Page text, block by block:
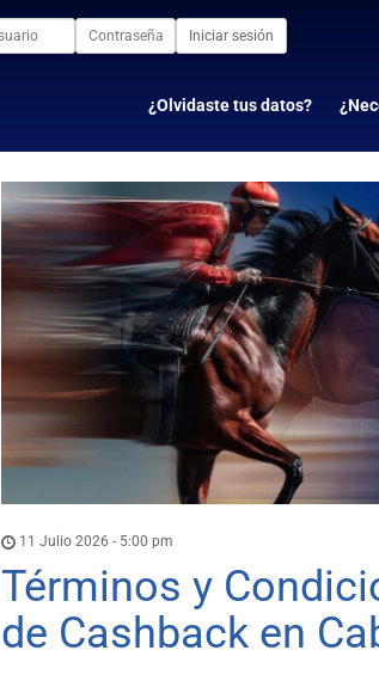
Iniciar sesión
¿Olvidaste tus datos?
11 Julio 2026 - 5:00 pm
Términos y
de Cashback en